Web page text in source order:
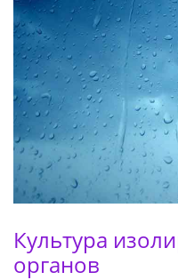
Культура
органов